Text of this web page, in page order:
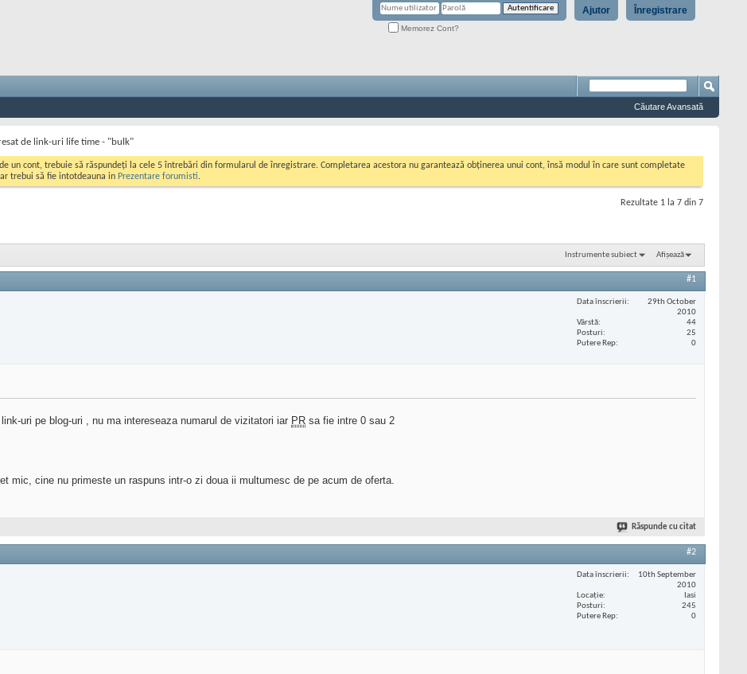
Înregistrare
Ajutor
Memorez Cont?
Căutare Avansată
de link-uri life time - "bulk"
un cont, trebuie să răspundeți la cele 5 întrebări din formularul de înregistrare. Completarea acestora nu garantează obținerea unui cont, însă modul în care sunt completate
trebui să fie intotdeauna in Prezentare forumisti.
Rezultate 1 la 7 din 7
Instrumente subiect Afișează
#1
Data înscrierii
29th October
2010
Vârstă
44
Posturi
25
Putere Rep
0
uri pe blog-uri , nu ma intereseaza numarul de vizitatori iar PR sa fie intre 0 sau 2
mic, cine nu primeste un raspuns intr-o zi doua ii multumesc de pe acum de oferta.
Răspunde cu citat
#2
Data înscrierii
10th September
2010
Locaţie
Iasi
Posturi
245
Putere Rep
0